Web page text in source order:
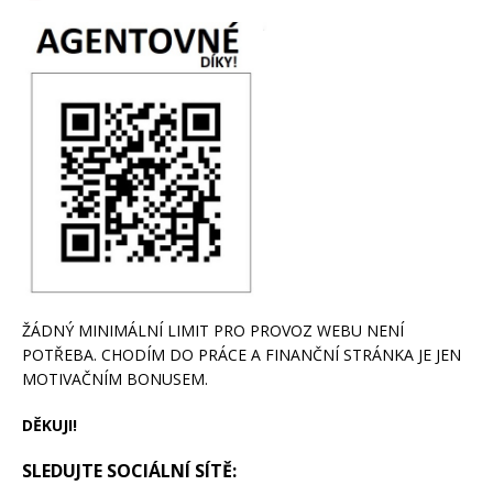
ŽÁDNÝ MINIMÁLNÍ LIMIT PRO PROVOZ WEBU NENÍ
POTŘEBA. CHODÍM DO PRÁCE A FINANČNÍ STRÁNKA JE JEN
MOTIVAČNÍM BONUSEM.
DĚKUJI!
SLEDUJTE SOCIÁLNÍ SÍTĚ: